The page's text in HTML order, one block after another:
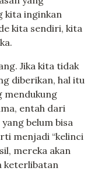
kita inginkan
kita sendiri, kita
Jika kita tidak
diberikan, hal itu
mendukung
entah dari
belum bisa
menjadi “kelinci
mereka akan
keterlibatan